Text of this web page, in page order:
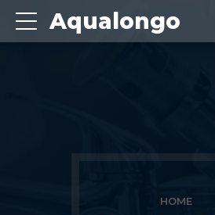
Aqualongo
HOME